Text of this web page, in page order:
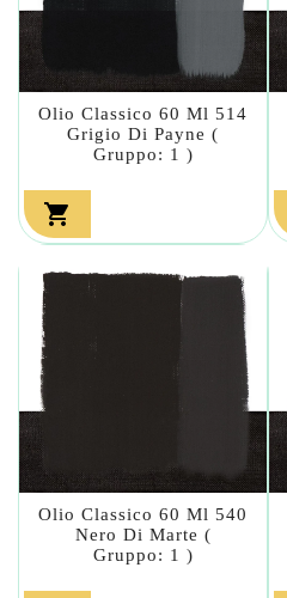
Olio Classico 60 Ml 514
Grigio Di Payne (
Gruppo: 1 )

Olio Classico 60 Ml 540
Nero Di Marte (
Gruppo: 1 )